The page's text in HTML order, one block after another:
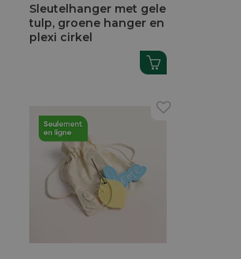
Sleutelhanger met gele
tulp, groene hanger en
plexi cirkel